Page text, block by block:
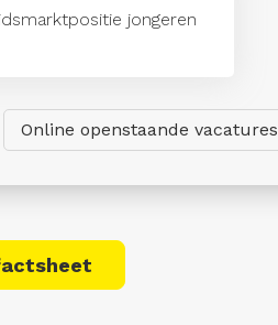
jongeren
Online openstaande vacatures